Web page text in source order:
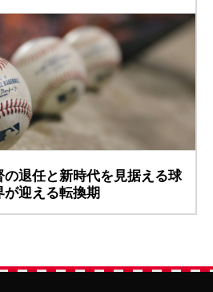
退任と新時代を見据える球
が迎える転換期